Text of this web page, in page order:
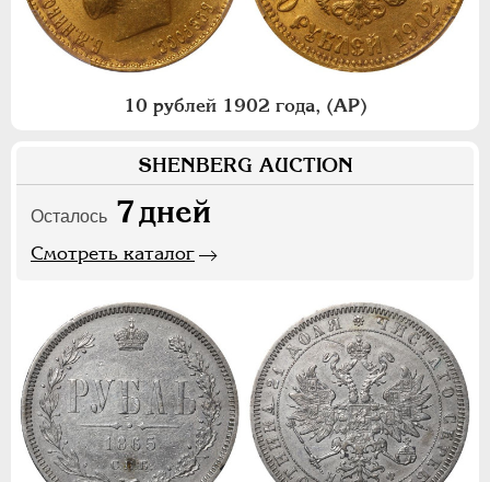
10 рублей 1902 года, (АР)
SHENBERG AUCTION
Осталось 7дней
Смотреть каталог